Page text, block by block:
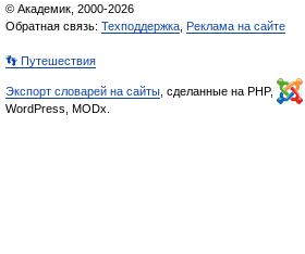
© Академик, 2000-2026
Обратная связь: Техподдержка Реклама на сайте
👣 Путешествия
Экспорт словарей на сайты , сделанные на PHP,
WordPress, MODx.